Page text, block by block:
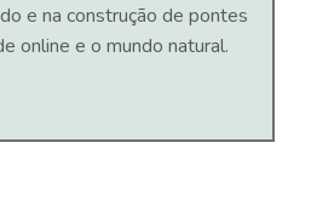
e na construção de pontes
online e o mundo natural.